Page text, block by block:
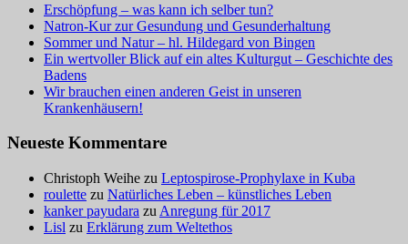
Erschöpfung – was kann ich selber tun?
Natron-Kur zur Gesundung und Gesunderhaltung
Sommer und Natur – hl. Hildegard von Bingen
Ein wertvoller Blick auf ein altes Kulturgut – Geschichte des
Badens
Wir brauchen einen anderen Geist in unseren
Krankenhäusern!
Neueste Kommentare
Christoph Weihe zu Leptospirose-Prophylaxe in Kuba
roulette zu Natürliches Leben – künstliches Leben
kanker payudara zu Anregung für 2017
Lisl zu Erklärung zum Weltethos